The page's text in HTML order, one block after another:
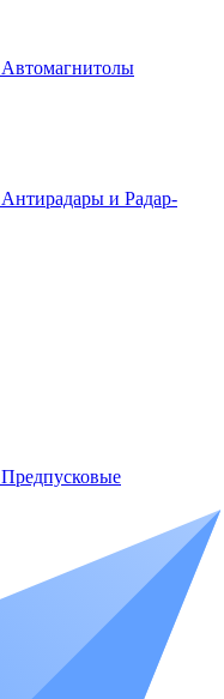
Автомагнитолы
Антирадары и Радар-
Предпусковые